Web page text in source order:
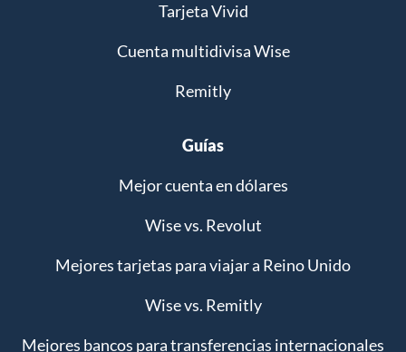
Tarjeta Vivid
Cuenta multidivisa Wise
Remitly
Guías
Mejor cuenta en dólares
Wise vs. Revolut
Mejores tarjetas para viajar a Reino Unido
Wise vs. Remitly
Mejores bancos para transferencias internacionales